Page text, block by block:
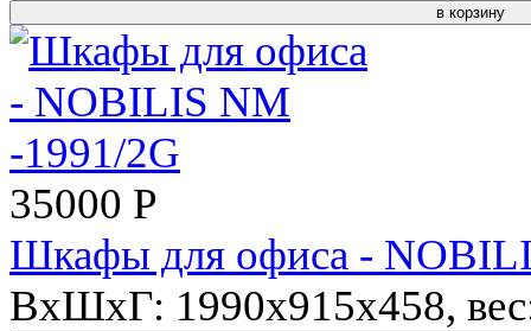
в корзину
35000 Р
Шкафы для офиса -
ВхШхГ: 1990x915x458,